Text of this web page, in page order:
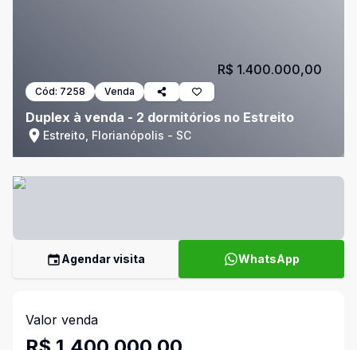
Cód: 7258 Venda
Duplex à venda - 2 dormitórios no Estreito
Estreito, Florianópolis - SC
R$ 1.400.000,00
Agendar visita WhatsApp
Valor venda